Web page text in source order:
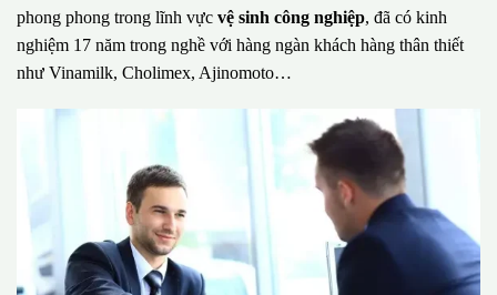
phong phong trong lĩnh vực vệ sinh công nghiệp, đã có kinh
nghiệm 17 năm trong nghề với hàng ngàn khách hàng thân thiết
như Vinamilk, Cholimex, Ajinomoto…